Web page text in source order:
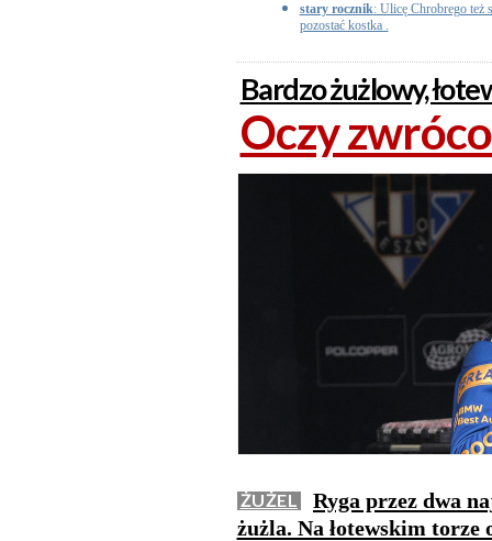
stary rocznik: Ulicę Chrobrego też
pozostać kostka .
Bardzo żużlowy,
Oczy
ŻUŻEL
Ryga przez dwa
żużla. Na łotewskim